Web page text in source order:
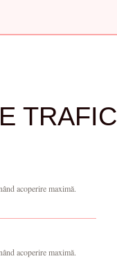
TRAFIC
acoperire maximă.
acoperire maximă.